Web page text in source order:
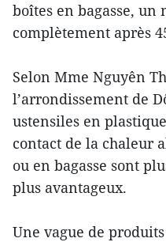
boîtes en bagasse, un
complètement après
Selon Mme Nguyên
l’arrondissement de
ustensiles en
contact de la chaleur
ou en bagasse sont
plus avantageux.
Une vague de